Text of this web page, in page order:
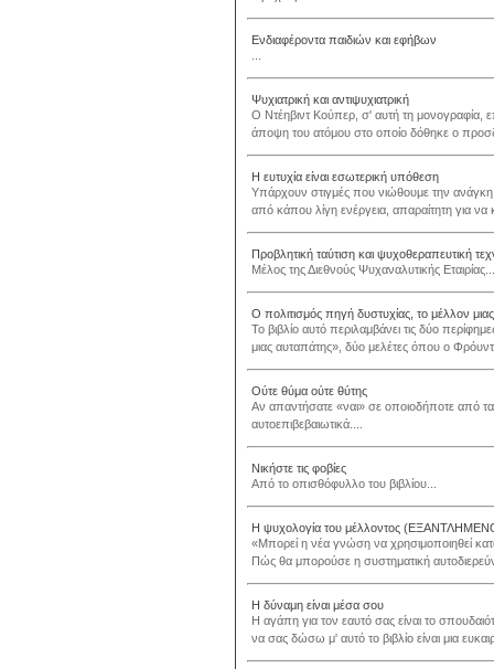
Ενδιαφέροντα παιδιών και εφήβων
Ψυχιατρική και αντιψυχιατρική
Ο Ντέηβιντ Κούπερ, σ' αυτή τη μονογραφία,
άποψη του ατόμου στο οποίο δόθηκε ο
Η ευτυχία είναι εσωτερική υπόθεση
Υπάρχουν στιγμές που νιώθουμε την
από κάπου λίγη ενέργεια, απαραίτητη για
Προβλητική ταύτιση και ψυχοθεραπευτική
Μέλος της Διεθνούς Ψυχαναλυτικής Εταιρίας...
Ο πολιτισμός πηγή δυστυχίας, το μέλλον
Το βιβλίο αυτό περιλαμβάνει τις δύο
μιας αυταπάτης», δύο μελέτες όπου ο
Ούτε θύμα ούτε θύτης
Αν απαντήσατε «ναι» σε οποιοδήποτε από
αυτοεπιβεβαιωτικά....
Νικήστε τις φοβίες
Από το οπισθόφυλλο του βιβλίου...
Η ψυχολογία του μέλλοντος
«Μπορεί η νέα γνώση να χρησιμοποιηθεί
Πώς θα μπορούσε η συστηματική
Η δύναμη είναι μέσα σου
Η αγάπη για τον εαυτό σας είναι το
να σας δώσω μ' αυτό το βιβλίο είναι μια